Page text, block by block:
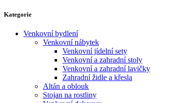
Kategorie
Venkovní bydlení
Venkovní nábytek
Venkovní jídelní sety
Venkovní a zahradní stoly
Venkovní a zahradní lavičky
Zahradní židle a křesla
Altán a oblouk
Stojan na rostliny